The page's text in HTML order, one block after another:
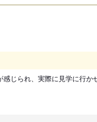
じられ、実際に見学に行か